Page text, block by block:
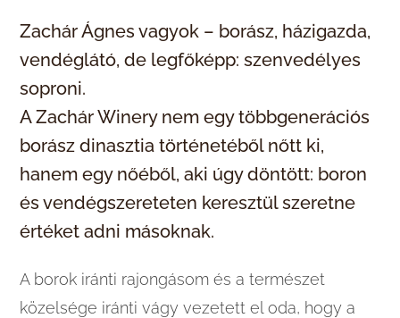
Zachár Ágnes vagyok – borász, házigazda,
vendéglátó, de legfőképp: szenvedélyes
soproni.
A Zachár Winery nem egy többgenerációs
borász dinasztia történetéből nőtt ki,
hanem egy nőéből, aki úgy döntött: boron
és vendégszereteten keresztül szeretne
értéket adni másoknak.
A borok iránti rajongásom és a természet
közelsége iránti vágy vezetett el oda, hogy a